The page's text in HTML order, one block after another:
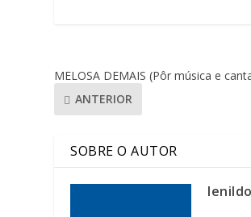
MELOSA DEMAIS (Pôr música e
ANTERIOR
SOBRE O AUTOR
lenildo